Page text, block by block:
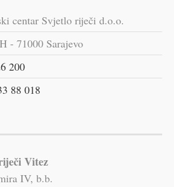
centar Svjetlo riječi d.o.o.
- 71000 Sarajevo
200
88 018
Vitez
IV, b.b.